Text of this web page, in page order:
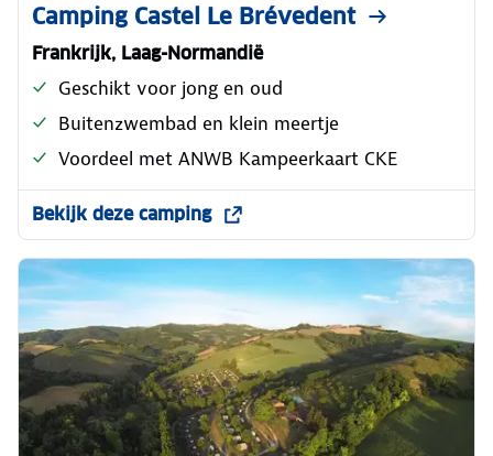
Camping Castel Le Brévedent
Frankrijk, Laag-Normandië
Geschikt voor jong en oud
Buitenzwembad en klein meertje
Voordeel met ANWB Kampeerkaart CKE
Bekijk deze camping